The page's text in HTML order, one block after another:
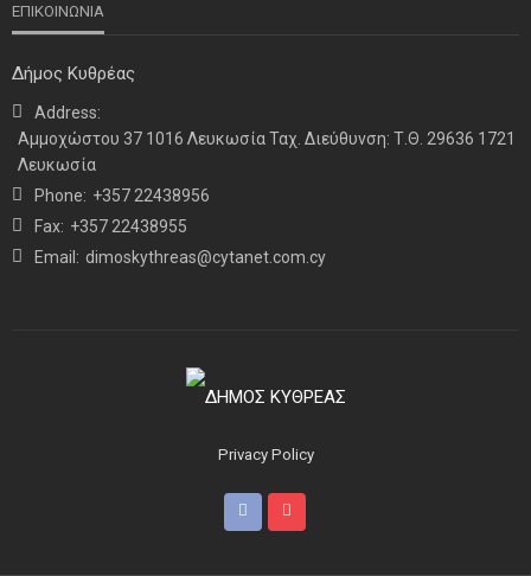
ΝΕΑ ΤΕΛΕΥΤΑΙΑ ΝΕΑ
Η παρουσία μας στο 41ο Συνέδριο της ΠΣΕΚΑ στην
Ουάσινγκτον
ΕΠΙΚΟΙΝΩΝΙΑ
Δήμος Κυθρέας
Address:
Αμμοχώστου 37 1016 Λευκωσία Ταχ. Διεύθυνση: Τ.Θ. 29636 1721
Λευκωσία
Phone: +357 22438956
Fax: +357 22438955
Email: dimoskythreas@cytanet.com.cy
Privacy Policy